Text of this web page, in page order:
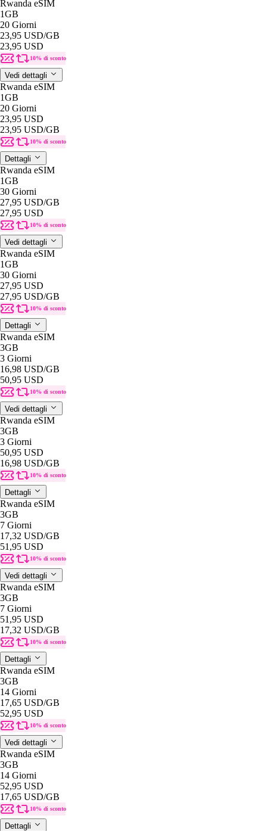
Rwanda eSIM
1GB
20 Giorni
23,95 USD/GB
23,95 USD
10% di sconto
Vedi dettagli
Rwanda eSIM
1GB
20 Giorni
23,95 USD
23,95 USD/GB
10% di sconto
Dettagli
Rwanda eSIM
1GB
30 Giorni
27,95 USD/GB
27,95 USD
10% di sconto
Vedi dettagli
Rwanda eSIM
1GB
30 Giorni
27,95 USD
27,95 USD/GB
10% di sconto
Dettagli
Rwanda eSIM
3GB
3 Giorni
16,98 USD/GB
50,95 USD
10% di sconto
Vedi dettagli
Rwanda eSIM
3GB
3 Giorni
50,95 USD
16,98 USD/GB
10% di sconto
Dettagli
Rwanda eSIM
3GB
7 Giorni
17,32 USD/GB
51,95 USD
10% di sconto
Vedi dettagli
Rwanda eSIM
3GB
7 Giorni
51,95 USD
17,32 USD/GB
10% di sconto
Dettagli
Rwanda eSIM
3GB
14 Giorni
17,65 USD/GB
52,95 USD
10% di sconto
Vedi dettagli
Rwanda eSIM
3GB
14 Giorni
52,95 USD
17,65 USD/GB
10% di sconto
Dettagli